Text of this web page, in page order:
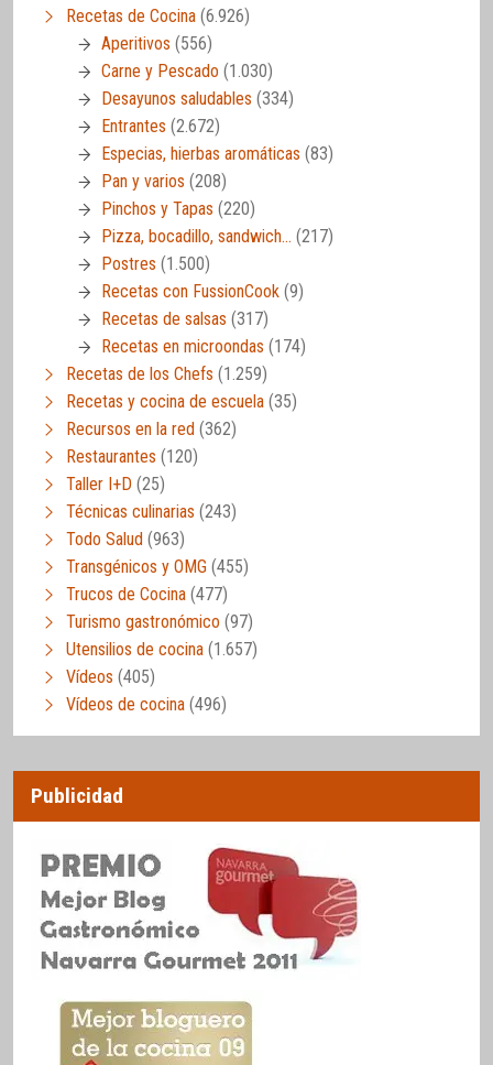
Recetas de Cocina (6.926)
Aperitivos (556)
Carne y Pescado (1.030)
Desayunos saludables (334)
Entrantes (2.672)
Especias, hierbas aromáticas (83)
Pan y varios (208)
Pinchos y Tapas (220)
Pizza, bocadillo, sandwich… (217)
Postres (1.500)
Recetas con FussionCook (9)
Recetas de salsas (317)
Recetas en microondas (174)
Recetas de los Chefs (1.259)
Recetas y cocina de escuela (35)
Recursos en la red (362)
Restaurantes (120)
Taller I+D (25)
Técnicas culinarias (243)
Todo Salud (963)
Transgénicos y OMG (455)
Trucos de Cocina (477)
Turismo gastronómico (97)
Utensilios de cocina (1.657)
Vídeos (405)
Vídeos de cocina (496)
Publicidad